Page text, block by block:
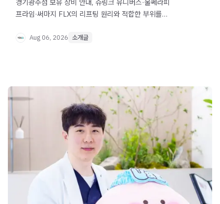
경기광주점 보유 장비 안내, 슈링크 유니버스·울쎄라피
프라임·써마지 FLX의 리프팅 원리와 적합한 부위를
Aug 06, 2026 소개글